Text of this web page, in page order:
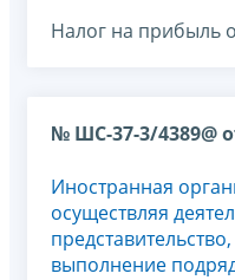
Налог на прибыль
№ ШС-37-3/4389@
Иностранная
осуществляя
выполнение